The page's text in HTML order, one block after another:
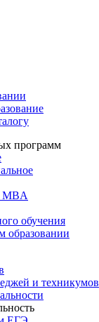
программ
MBA
обучения
образовании
и техникумов